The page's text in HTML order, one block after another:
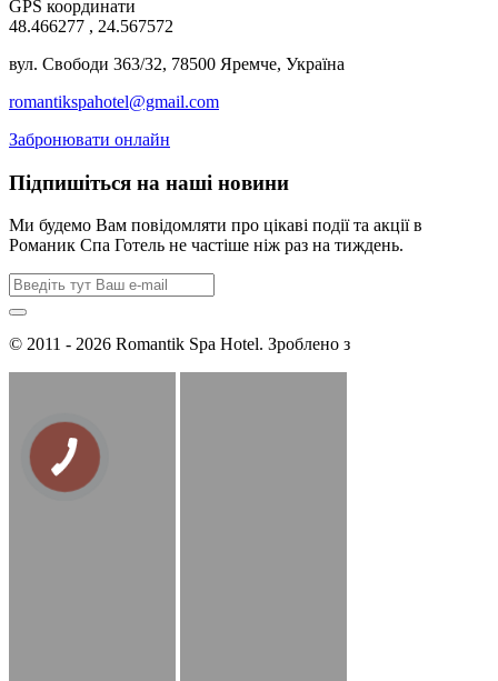
GPS координати
48.466277 , 24.567572
вул. Свободи 363/32, 78500 Яремче, Україна
romantikspahotel@gmail.com
Забронювати онлайн
Підпишіться на наші новини
Ми будемо Вам повідомляти про цікаві події та акції в
Романик Спа Готель не частіше ніж раз на тиждень.
© 2011 - 2026 Romantik Spa Hotel. Зроблено з